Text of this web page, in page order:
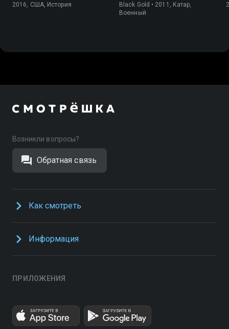
2016, США, История
Black Gold • 2011, Катар,
Военный
Возникли вопросы?
Обратная связь
Как смотреть
Информация
ПРИЛОЖЕНИЯ